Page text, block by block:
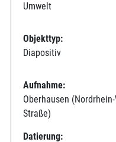
Umwelt
Objekttyp:
Diapositiv
Aufnahme:
Oberhausen
Straße)
Datierung: